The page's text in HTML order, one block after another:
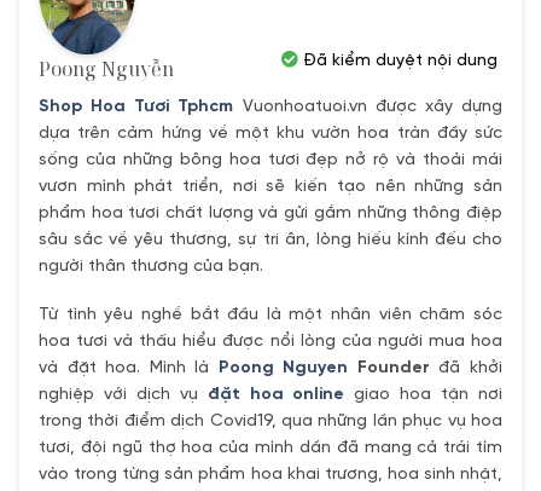
Poong Nguyễn
Shop Hoa Tươi Tphcm Vuonhoatuoi.vn được xây dựng
dựa trên cảm hứng về một khu vườn hoa tràn đầy sức
sống của những bông hoa tươi đẹp nở rộ và thoải mái
vươn mình phát triển, nơi sẽ kiến tạo nên những sản
phẩm hoa tươi chất lượng và gửi gắm những thông điệp
sâu sắc về yêu thương, sự tri ân, lòng hiếu kính đếu cho
người thân thương của bạn.
Từ tình yêu nghề bắt đầu là một nhân viên chăm sóc
hoa tươi và thấu hiểu được nổi lòng của người mua hoa
và đặt hoa. Mình là Poong Nguyen Founder đã khởi
nghiệp với dịch vụ đặt hoa online giao hoa tận nơi
trong thời điểm dịch Covid19, qua những lần phục vụ hoa
tươi, đội ngũ thợ hoa của mình dần đã mang cả trái tím
vào trong từng sản phẩm hoa khai trương, hoa sinh nhật,
Đã kiểm duyệt nội dung